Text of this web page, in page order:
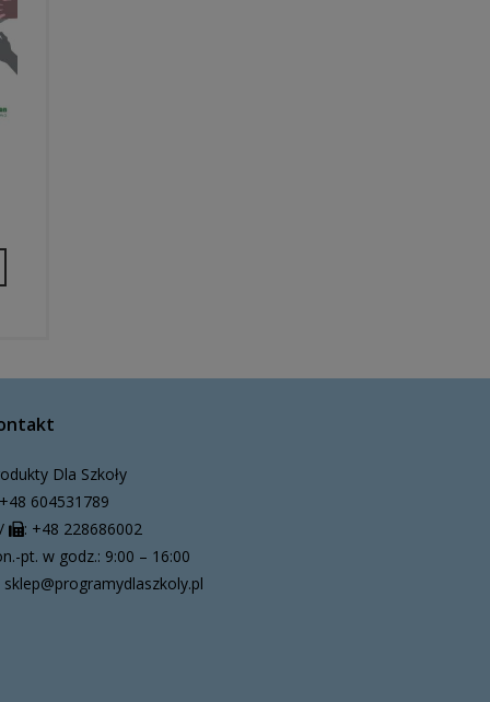
Dla Szkoły
604531789
: +48 228686002
pt. w godz.: 9:00 – 16:00
sklep@programydlaszkoly.pl